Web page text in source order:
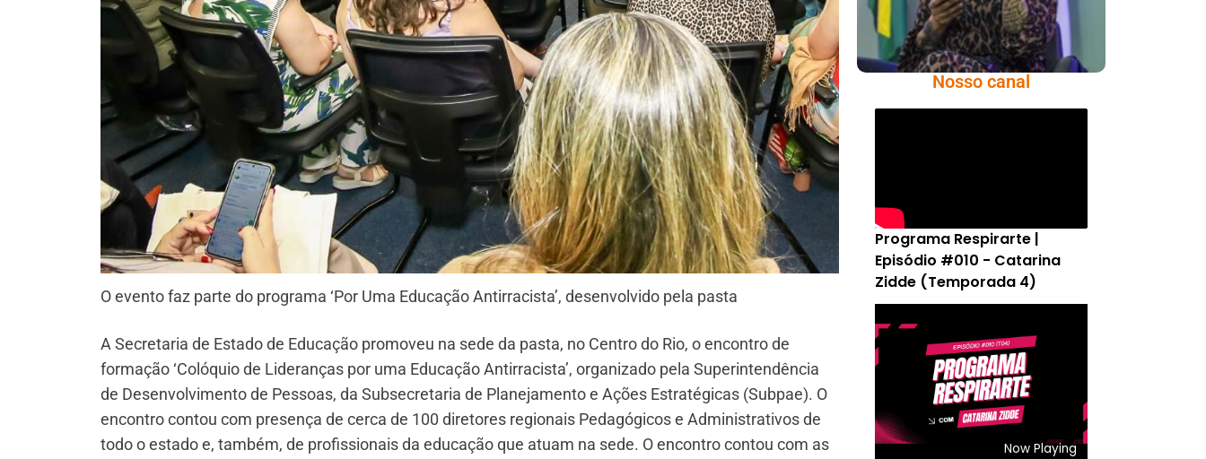
O evento faz parte do programa ‘Por Uma Educação Antirracista’, desenvolvido pela pasta
A Secretaria de Estado de Educação promoveu na sede da pasta, no Centro do Rio, o encontro de
formação ‘Colóquio de Lideranças por uma Educação Antirracista’, organizado pela Superintendência
de Desenvolvimento de Pessoas, da Subsecretaria de Planejamento e Ações Estratégicas (Subpae). O
encontro contou com presença de cerca de 100 diretores regionais Pedagógicos e Administrativos de
todo o estado e, também, de profissionais da educação que atuam na sede. O encontro contou com as
Nosso canal
Programa Respirarte |
Episódio #010 - Catarina
Zidde (Temporada 4)
Now Playing